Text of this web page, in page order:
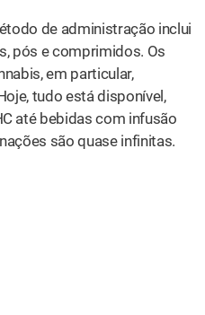
contra imprecisões na
pílulas, cápsulas ou
vêm pré-embalados com
por exemplo,
de óleo de cannabis